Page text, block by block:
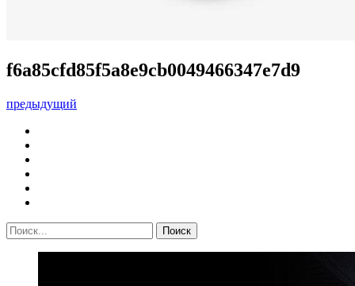
f6a85cfd85f5a8e9cb0049466347e7d9
предыдущий